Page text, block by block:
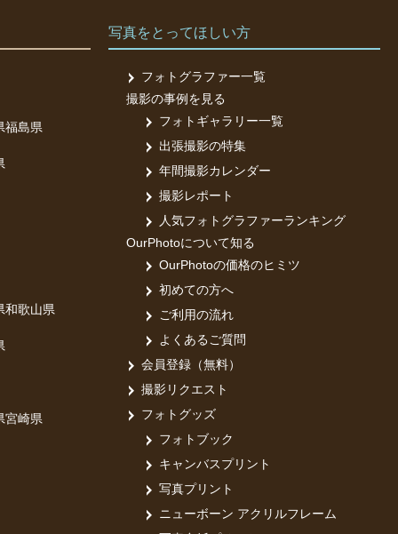
福島県
和歌山県
宮崎県
写真をとってほしい方
フォトグラファー一覧
撮影の事例を見る
フォトギャラリー一覧
出張撮影の特集
年間撮影カレンダー
撮影レポート
人気フォトグラファーランキング
OurPhotoについて知る
OurPhotoの価格のヒミツ
初めての方へ
ご利用の流れ
よくあるご質問
会員登録（無料）
撮影リクエスト
フォトグッズ
フォトブック
キャンバスプリント
写真プリント
ニューボーン アクリルフレーム